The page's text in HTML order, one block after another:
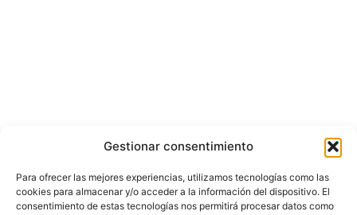
Gestionar consentimiento
Para ofrecer las mejores experiencias, utilizamos tecnologías como las
cookies para almacenar y/o acceder a la información del dispositivo. El
consentimiento de estas tecnologías nos permitirá procesar datos como